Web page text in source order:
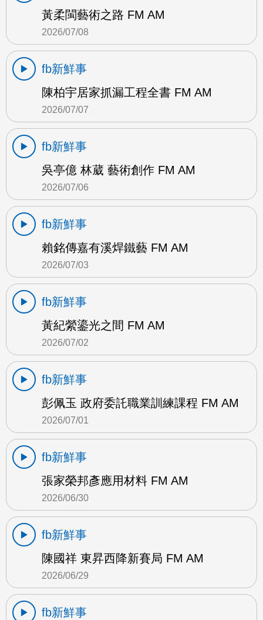
黃柔閩藝術之路 FM AM
2026/07/08
fb新鮮事
陳柏宇居家抓漏工程全書 FM AM
2026/07/07
fb新鮮事
吳亭億 林葳 藝術創作 FM AM
2026/07/06
fb新鮮事
賴銘傳嘉有溪焊鐵藝 FM AM
2026/07/03
fb新鮮事
黃紀縈鎏光之間 FM AM
2026/07/02
fb新鮮事
彭佩玉 政府委託職業訓練課程 FM AM
2026/07/01
fb新鮮事
張家榮邦彥應用材料 FM AM
2026/06/30
fb新鮮事
陳國祥 東昇西降新賽局 FM AM
2026/06/29
fb新鮮事